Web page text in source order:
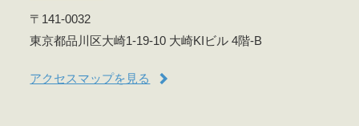
〒141-0032
東京都品川区大崎1-19-10 大崎KIビル 4階-B
アクセスマップを見る